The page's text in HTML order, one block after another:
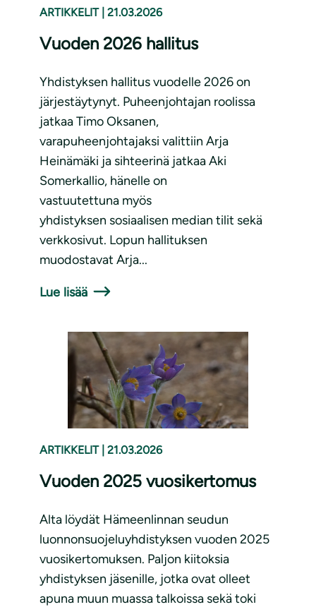
ARTIKKELIT 21.03.2026
Vuoden 2026 hallitus
Yhdistyksen hallitus vuodelle 2026 on
järjestäytynyt. Puheenjohtajan roolissa
jatkaa Timo Oksanen,
varapuheenjohtajaksi valittiin Arja
Heinämäki ja sihteerinä jatkaa Aki
Somerkallio, hänelle on
vastuutettuna myös
yhdistyksen sosiaalisen median tilit sekä
verkkosivut. Lopun hallituksen
muodostavat Arja...
Lue lisää
ARTIKKELIT 21.03.2026
Vuoden 2025 vuosikertomus
Alta löydät Hämeenlinnan seudun
luonnonsuojeluyhdistyksen vuoden 2025
vuosikertomuksen. Paljon kiitoksia
yhdistyksen jäsenille, jotka ovat olleet
apuna muun muassa talkoissa sekä toki